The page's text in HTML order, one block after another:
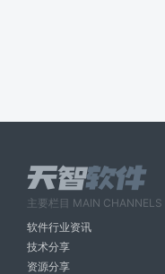
主要栏目 MAIN CHANNELS
软件行业资讯
技术分享
资源分享